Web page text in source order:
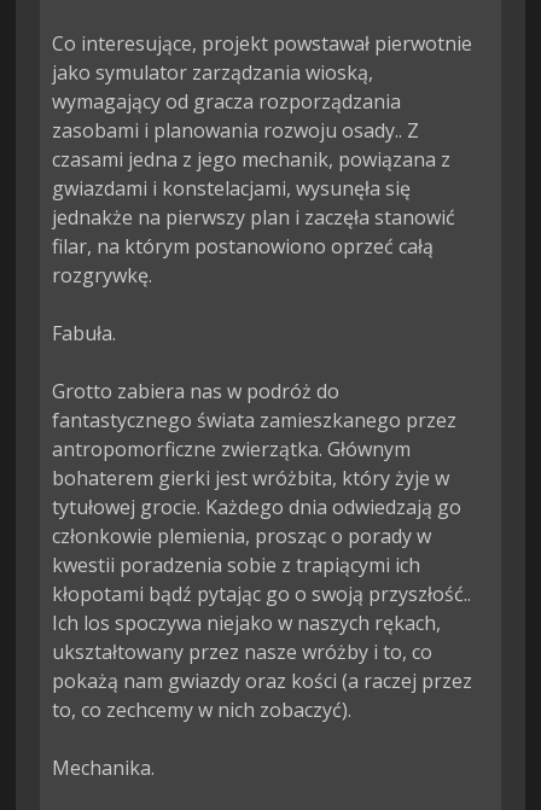
Co interesujące, projekt powstawał pierwotnie
jako symulator zarządzania wioską,
wymagający od gracza rozporządzania
zasobami i planowania rozwoju osady.. Z
czasami jedna z jego mechanik, powiązana z
gwiazdami i konstelacjami, wysunęła się
jednakże na pierwszy plan i zaczęła stanowić
filar, na którym postanowiono oprzeć całą
rozgrywkę.
Fabuła.
Grotto zabiera nas w podróż do
fantastycznego świata zamieszkanego przez
antropomorficzne zwierzątka. Głównym
bohaterem gierki jest wróżbita, który żyje w
tytułowej grocie. Każdego dnia odwiedzają go
członkowie plemienia, prosząc o porady w
kwestii poradzenia sobie z trapiącymi ich
kłopotami bądź pytając go o swoją przyszłość..
Ich los spoczywa niejako w naszych rękach,
ukształtowany przez nasze wróżby i to, co
pokażą nam gwiazdy oraz kości (a raczej przez
to, co zechcemy w nich zobaczyć).
Mechanika.